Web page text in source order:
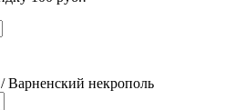
/ Варненский некрополь